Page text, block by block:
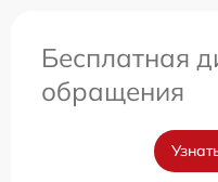
Бесплатная
обращения